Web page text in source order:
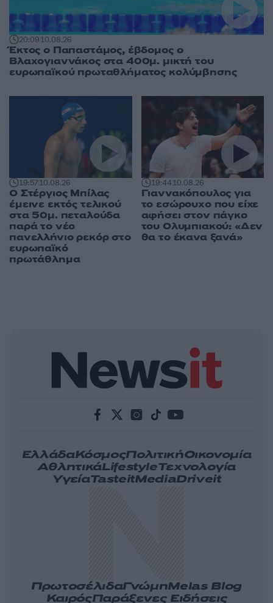
20:0910.08.26
Έκτος ο Παπαστάμος, έβδομος ο
Βλαχογιαννάκος στα 400μ. μικτή του
ευρωπαϊκού πρωταθλήματος κολύμβησης
19:5710.08.26
Ο Στέργιος Μπίλας
έμεινε εκτός τελικού
στα 50μ. πεταλούδα
παρά το νέο
πανελλήνιο ρεκόρ στο
ευρωπαϊκό
πρωτάθλημα
19:4410.08.26
Γιαννακόπουλος για
το εσώρουχο που είχε
αφήσει στον πάγκο
του Ολυμπιακού: «Δεν
θα το έκανα ξανά»
ΕλλάδαΚόσμοςΠολιτικήΟικονομία
ΑθλητικάLifestyleΤεχνολογία
ΥγείαTasteitMediaDriveit
ΠρωτοσέλιδαΓνώμηMelas Blog
ΚαιρόςΠαράξενες Ειδήσεις